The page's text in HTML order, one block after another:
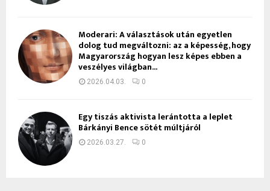
Moderari: A választások után egyetlen
dolog tud megváltozni: az a képesség, hogy
Magyarország hogyan lesz képes ebben a
veszélyes világban...
2026.04.03. 0
Egy tiszás aktivista lerántotta a leplet
Bárkányi Bence sötét múltjáról
2026.03.27. 0